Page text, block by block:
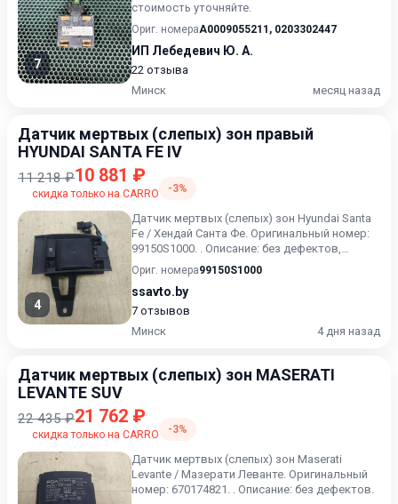
7
стоимость уточняйте.
Ориг. номераA0009055211 , 0203302447
ИП Лебедевич Ю. А.
22 отзыва
Минск
месяц назад
Датчик мертвых (слепых) зон правый
HYUNDAI SANTA FE IV
11 218 ₽10 881 ₽
скидка только на CARRO -3%
4
Датчик мертвых (слепых) зон Hyundai Santa
Fe / Хендай Санта Фе. Оригинальный номер:
99150S1000. . Описание: без дефектов,
правый
Ориг. номера99150S1000
ssavto.by
7 отзывов
Минск
4 дня назад
Датчик мертвых (слепых) зон MASERATI
LEVANTE SUV
22 435 ₽21 762 ₽
скидка только на CARRO -3%
Датчик мертвых (слепых) зон Maserati
Levante / Мазерати Леванте. Оригинальный
номер: 670174821. . Описание: без дефектов.